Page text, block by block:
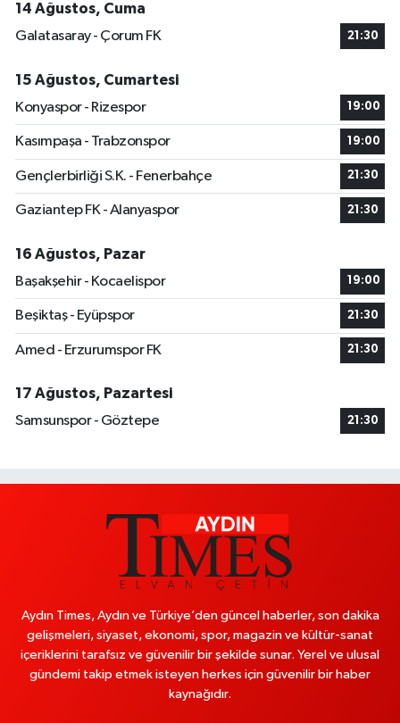
14 Ağustos, Cuma
Galatasaray - Çorum FK
21:30
15 Ağustos, Cumartesi
Konyaspor - Rizespor
19:00
Kasımpaşa - Trabzonspor 19:00
Gençlerbirliği S.K. - Fenerbahçe 21:30
Gaziantep FK - Alanyaspor 21:30
16 Ağustos, Pazar
Başakşehir - Kocaelispor
19:00
Beşiktaş - Eyüpspor 21:30
Amed - Erzurumspor FK 21:30
17 Ağustos, Pazartesi
Samsunspor - Göztepe
21:30
Aydın Times, Aydın ve Türkiye’den güncel haberler, son dakika
gelişmeleri, siyaset, ekonomi, spor, magazin ve kültür-sanat
içeriklerini tarafsız ve güvenilir bir şekilde sunar. Yerel ve ulusal
gündemi takip etmek isteyen herkes için güvenilir bir haber
kaynağıdır.